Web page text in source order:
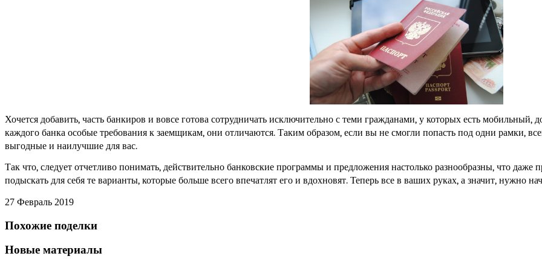
Хочется добавить, часть банкиров и вовсе готова сотрудничать исключительно с теми гражданами, у которых есть
каждого банка особые требования к заемщикам, они отличаются. Таким образом, если вы не смогли попасть под одни рамки,
выгодные и наилучшие для вас.
Так что, следует отчетливо понимать, действительно банковские программы и предложения настолько разнообразны, что
подыскать для себя те варианты, которые больше всего впечатлят его и вдохновят. Теперь все в ваших руках, а значит, нужно
27 Февраль 2019
Похожие поделки
Новые материалы